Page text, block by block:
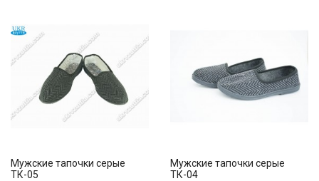
Мужские тапочки серые
ТК-05
Мужские тапочки серые
ТК-04